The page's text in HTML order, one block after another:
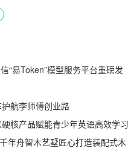
“易Token”模型服务平台重磅发
航李师傅创业路
核产品赋能青少年英语高效学习
年舟智木艺墅匠心打造装配式木